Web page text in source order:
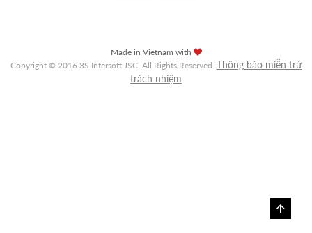
Made in Vietnam with
Copyright © 2016 3S Intersoft JSC. All Rights Reserved. Thông báo miễn trừ
trách nhiệm